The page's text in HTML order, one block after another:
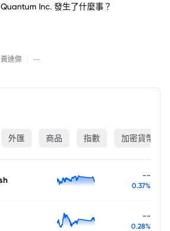
Quantum Inc. 發生了什麼事？
黃達傑 --
外匯 商品 指數 加密貨幣
--
0.37%
--
0.28%